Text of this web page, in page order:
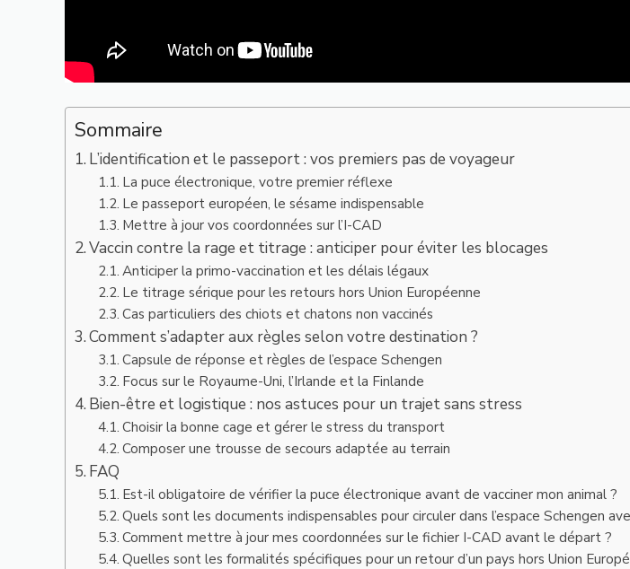
Sommaire
L’identification et le passeport : vos premiers pas de voyageur
La puce électronique, votre premier réflexe
Le passeport européen, le sésame indispensable
Mettre à jour vos coordonnées sur l’I-CAD
Vaccin contre la rage et titrage : anticiper pour éviter les blocages
Anticiper la primo-vaccination et les délais légaux
Le titrage sérique pour les retours hors Union Européenne
Cas particuliers des chiots et chatons non vaccinés
Comment s’adapter aux règles selon votre destination ?
Capsule de réponse et règles de l’espace Schengen
Focus sur le Royaume-Uni, l’Irlande et la Finlande
Bien-être et logistique : nos astuces pour un trajet sans stress
Choisir la bonne cage et gérer le stress du transport
Composer une trousse de secours adaptée au terrain
FAQ
Est-il obligatoire de vérifier la puce électronique avant de vacciner mon animal ?
Quels sont les documents indispensables pour circuler dans l’espace Schengen
Comment mettre à jour mes coordonnées sur le fichier I-CAD avant le départ ?
Quelles sont les formalités spécifiques pour un retour d’un pays hors Union